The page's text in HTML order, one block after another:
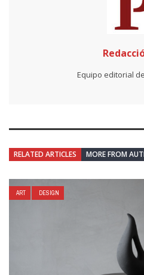
Equipo editorial
RELATED ARTICLES MORE FROM
ART DESIGN